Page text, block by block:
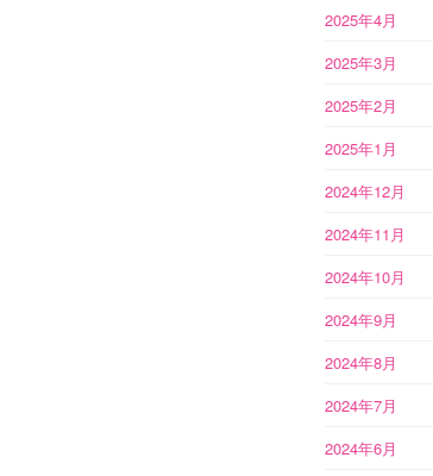
2025年4月
2025年3月
2025年2月
2025年1月
2024年12月
2024年11月
2024年10月
2024年9月
2024年8月
2024年7月
2024年6月